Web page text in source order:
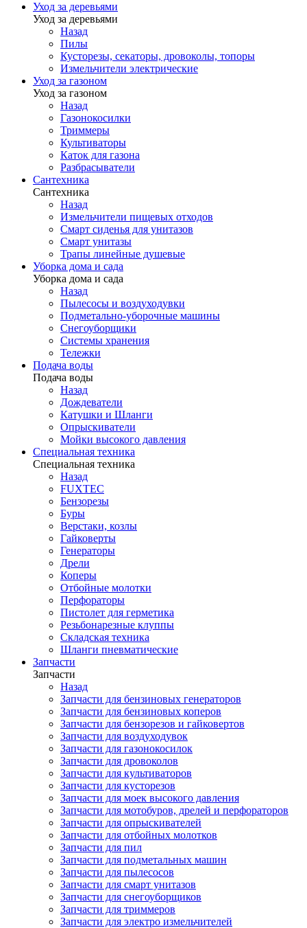
Уход за деревьями
Уход за деревьями
Назад
Пилы
Кусторезы, секаторы, дровоколы, топоры
Измельчители электрические
Уход за газоном
Уход за газоном
Назад
Газонокосилки
Триммеры
Культиваторы
Каток для газона
Разбрасыватели
Сантехника
Сантехника
Назад
Измельчители пищевых отходов
Смарт сиденья для унитазов
Смарт унитазы
Трапы линейные душевые
Уборка дома и сада
Уборка дома и сада
Назад
Пылесосы и воздуходувки
Подметально-уборочные машины
Снегоуборщики
Системы хранения
Тележки
Подача воды
Подача воды
Назад
Дождеватели
Катушки и Шланги
Опрыскиватели
Мойки высокого давления
Специальная техника
Специальная техника
Назад
FUXTEC
Бензорезы
Буры
Верстаки, козлы
Гайковерты
Генераторы
Дрели
Коперы
Отбойные молотки
Перфораторы
Пистолет для герметика
Резьбонарезные клуппы
Складская техника
Шланги пневматические
Запчасти
Запчасти
Назад
Запчасти для бензиновых генераторов
Запчасти для бензиновых коперов
Запчасти для бензорезов и гайковертов
Запчасти для воздуходувок
Запчасти для газонокосилок
Запчасти для дровоколов
Запчасти для культиваторов
Запчасти для кусторезов
Запчасти для моек высокого давления
Запчасти для мотобуров, дрелей и перфораторов
Запчасти для опрыскивателей
Запчасти для отбойных молотков
Запчасти для пил
Запчасти для подметальных машин
Запчасти для пылесосов
Запчасти для смарт унитазов
Запчасти для снегоуборщиков
Запчасти для триммеров
Запчасти для электро измельчителей